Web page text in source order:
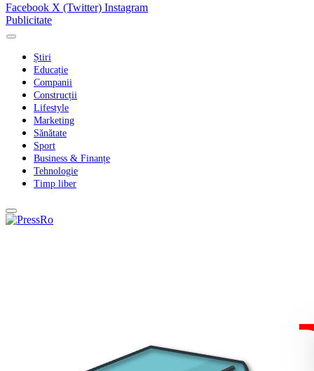
Facebook X (Twitter) Instagram
Publicitate
Știri
Educație
Companii
Construcții
Lifestyle
Marketing
Sănătate
Sport
Business & Finanțe
Tehnologie
Timp liber